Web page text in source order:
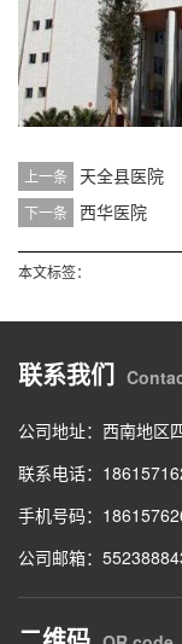
上一条 天全县医院
下一条 西华医院
本文标签：
联系我们
公司地址：西南地区
联系电话：
手机号码：
公司邮箱：